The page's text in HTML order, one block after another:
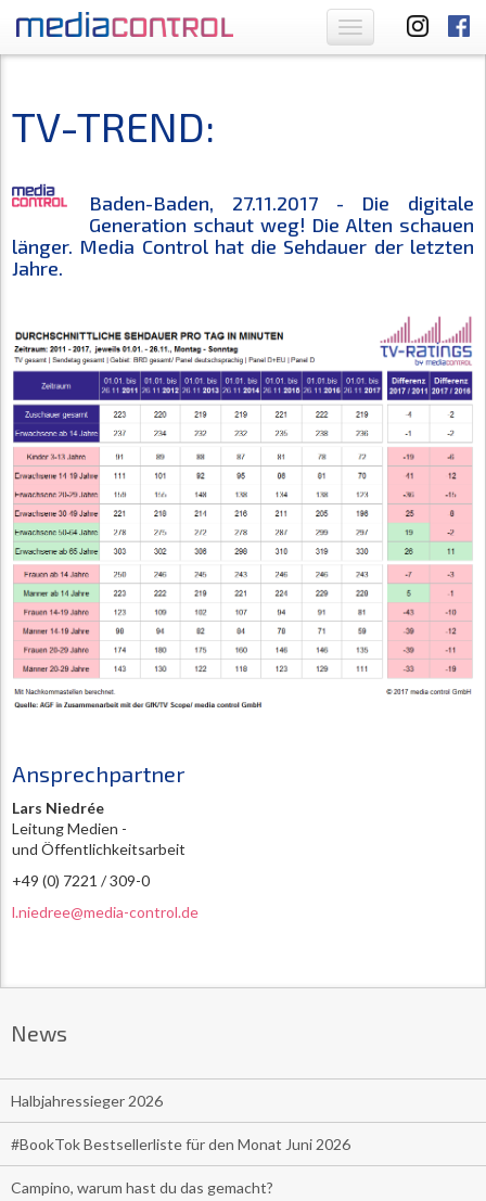
Toggle
navigation
TV-TREND:
Baden-Baden, 27.11.2017 - Die digitale
Generation schaut weg! Die Alten schauen
länger. Media Control hat die Sehdauer der letzten
Jahre.
Ansprechpartner
Lars Niedrée
Leitung Medien -
und Öffentlichkeitsarbeit
+49 (0) 7221 / 309-0
l.niedree@media-control.de
News
Halbjahressieger 2026
#BookTok Bestsellerliste für den Monat Juni 2026
Campino, warum hast du das gemacht?